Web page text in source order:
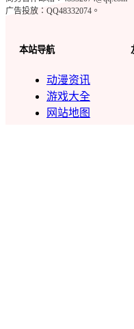
广告投放：QQ48332074。
本站导航
动漫资讯
游戏大全
网站地图